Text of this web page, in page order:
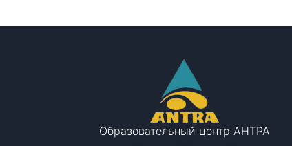
Образовательный центр АНТРА